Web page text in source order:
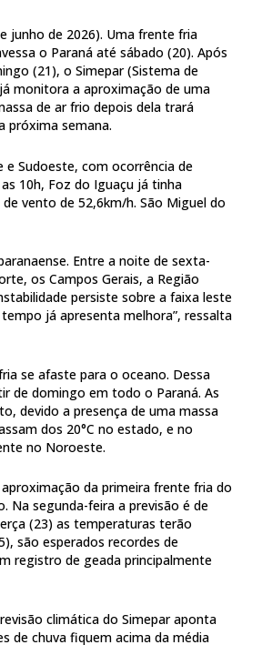
junho de 2026). Uma frente fria
o Paraná até sábado (20). Após
(21), o Simepar (Sistema de
monitora a aproximação de uma
de ar frio depois dela trará
próxima semana.
e Sudoeste, com ocorrência de
10h, Foz do Iguaçu já tinha
vento de 52,6km/h. São Miguel do
Entre a noite de sexta-
os Campos Gerais, a Região
persiste sobre a faixa leste
já apresenta melhora”, ressalta
se afaste para o oceano. Dessa
de domingo em todo o Paraná. As
devido a presença de uma massa
dos 20°C no estado, e no
no Noroeste.
da primeira frente fria do
Na segunda-feira a previsão é de
(23) as temperaturas terão
são esperados recordes de
registro de geada principalmente
climática do Simepar aponta
de chuva fiquem acima da média